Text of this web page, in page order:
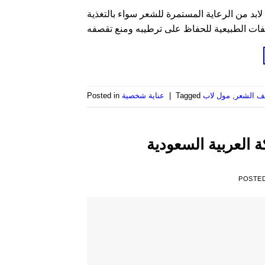
من الرعاية المستمرة للشعر سواء بالتغذية
Posted in عناية شخصية Tagged الشعر , مول لاب
السعودية